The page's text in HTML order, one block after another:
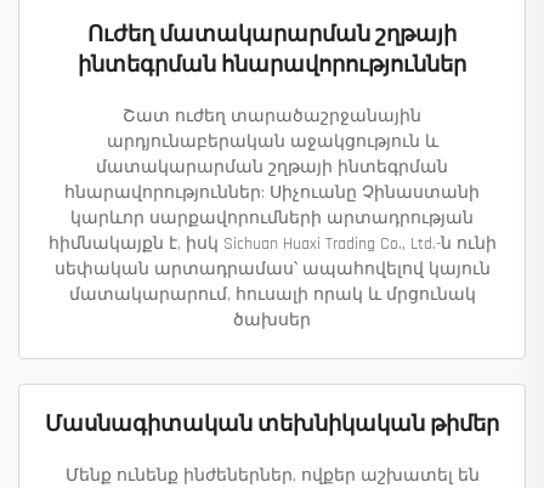
Ուժեղ մատակարարման շղթայի
ինտեգրման հնարավորություններ
Շատ ուժեղ տարածաշրջանային
արդյունաբերական աջակցություն և
մատակարարման շղթայի ինտեգրման
հնարավորություններ: Սիչուանը Չինաստանի
կարևոր սարքավորումների արտադրության
հիմնակայքն է, իսկ Sichuan Huaxi Trading Co., Ltd.-ն ունի
սեփական արտադրամաս՝ ապահովելով կայուն
մատակարարում, հուսալի որակ և մրցունակ
ծախսեր
Մասնագիտական տեխնիկական թիմեր
Մենք ունենք ինժեներներ, ովքեր աշխատել են